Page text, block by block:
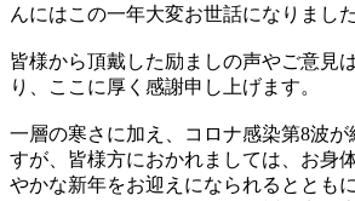
んにはこの一年大変お世話になりました
皆様から頂戴した励ましの声やご意見
り、ここに厚く感謝申し上げます。
一層の寒さに加え、コロナ感染第8波が
すが、皆様方におかれましては、お身
やかな新年をお迎えになられるととも